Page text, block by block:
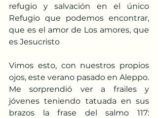
refugio y salvación en el único
Refugio que podemos encontrar,
que es el amor de Los amores, que
es Jesucristo
Vimos esto, con nuestros propios
Me sorprendió ver a frailes y
jóvenes teniendo tatuada en sus
brazos la frase del salmo 117: